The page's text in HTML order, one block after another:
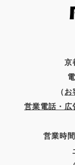
京
（お
営業電話・広
営業時